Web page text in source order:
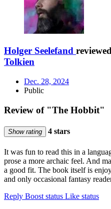
Holger Seelefand reviewed
Tolkien
Dec. 28, 2024
Public
Review of "The Hobbit"
Show rating 4 stars
It was fun to read this in a
prose a more archaic feel. And
a good fit. The book itself is
and only occasional fantasy
Reply Boost status Like status